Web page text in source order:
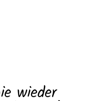
wieder